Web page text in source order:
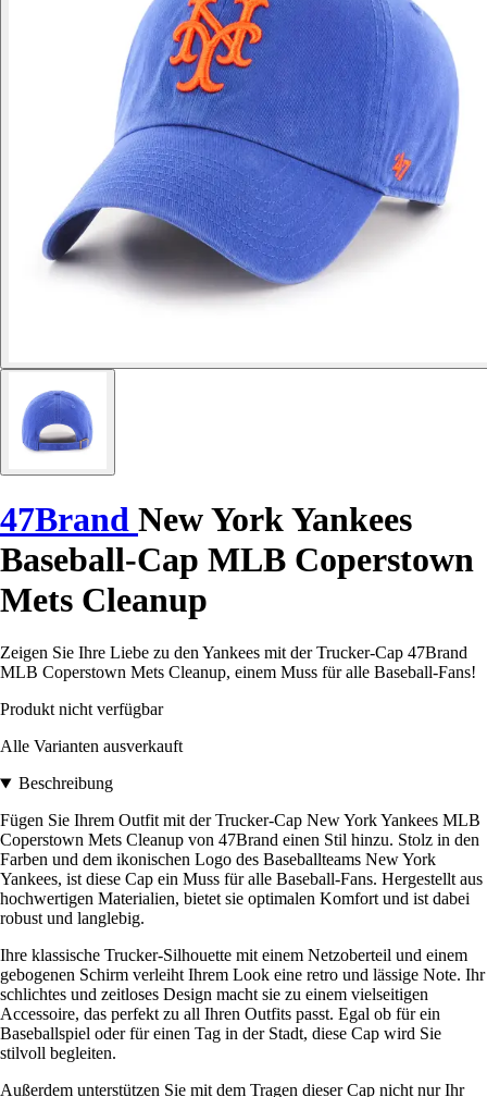
47Brand New York Yankees
Baseball-Cap MLB Coperstown
Mets Cleanup
Zeigen Sie Ihre Liebe zu den Yankees mit der Trucker-Cap 47Brand
MLB Coperstown Mets Cleanup, einem Muss für alle Baseball-Fans!
Produkt nicht verfügbar
Alle Varianten ausverkauft
Beschreibung
Fügen Sie Ihrem Outfit mit der Trucker-Cap New York Yankees MLB
Coperstown Mets Cleanup von 47Brand einen Stil hinzu. Stolz in den
Farben und dem ikonischen Logo des Baseballteams New York
Yankees, ist diese Cap ein Muss für alle Baseball-Fans. Hergestellt aus
hochwertigen Materialien, bietet sie optimalen Komfort und ist dabei
robust und langlebig.
Ihre klassische Trucker-Silhouette mit einem Netzoberteil und einem
gebogenen Schirm verleiht Ihrem Look eine retro und lässige Note. Ihr
schlichtes und zeitloses Design macht sie zu einem vielseitigen
Accessoire, das perfekt zu all Ihren Outfits passt. Egal ob für ein
Baseballspiel oder für einen Tag in der Stadt, diese Cap wird Sie
stilvoll begleiten.
Außerdem unterstützen Sie mit dem Tragen dieser Cap nicht nur Ihr